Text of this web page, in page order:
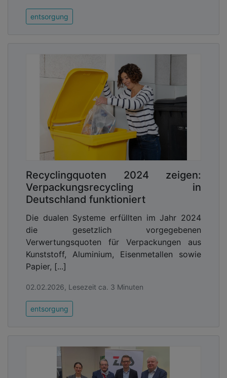
entsorgung
Recyclingquoten 2024 zeigen:
Verpackungsrecycling in
Deutschland funktioniert
Die dualen Systeme erfüllten im Jahr 2024
die gesetzlich vorgegebenen
Verwertungsquoten für Verpackungen aus
Kunststoff, Aluminium, Eisenmetallen sowie
Papier, [...]
02.02.2026, Lesezeit ca. 3 Minuten
entsorgung